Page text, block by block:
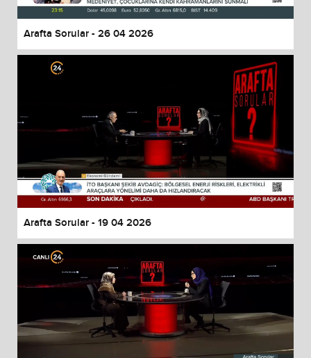
Arafta Sorular - 26 04 2026
Arafta Sorular - 19 04 2026